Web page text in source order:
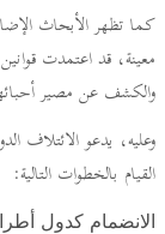
كما تظهر الأبحاث
معينة، قد اعتمدت
والكشف عن مصير
وعليه، يدعو الائتلاف
القيام بالخطوات التالية:
الانضمام كدول